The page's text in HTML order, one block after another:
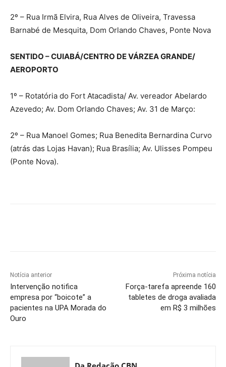
2º – Rua Irmã Elvira, Rua Alves de Oliveira, Travessa
Barnabé de Mesquita, Dom Orlando Chaves, Ponte Nova
SENTIDO – CUIABÁ/CENTRO DE VÁRZEA GRANDE/
AEROPORTO
1º – Rotatória do Fort Atacadista/ Av. vereador Abelardo
Azevedo; Av. Dom Orlando Chaves; Av. 31 de Março:
2º – Rua Manoel Gomes; Rua Benedita Bernardina Curvo
(atrás das Lojas Havan); Rua Brasília; Av. Ulisses Pompeu
(Ponte Nova).
Notícia anterior
Intervenção notifica
empresa por “boicote” a
pacientes na UPA Morada do
Ouro
Próxima notícia
Força-tarefa apreende 160
tabletes de droga avaliada
em R$ 3 milhões